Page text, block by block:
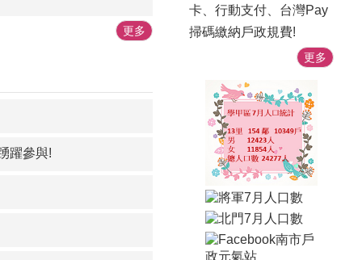
更多
躍參與!
卡、行動支付、台灣Pay
掃碼繳納戶政規費!
更多